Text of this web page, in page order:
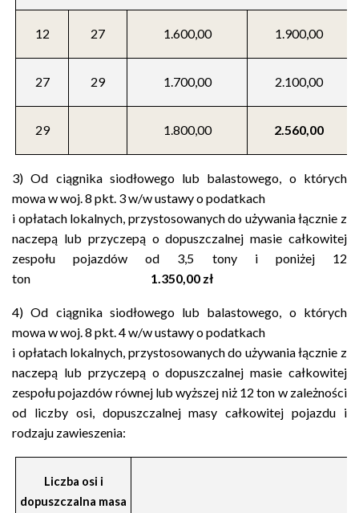
12 27 1.600,00 1.900,00
27 29 1.700,00 2.100,00
29 1.800,00 2.560,00
3) Od ciągnika siodłowego lub balastowego, o których
mowa w woj. 8 pkt. 3 w/w ustawy o podatkach
i opłatach lokalnych, przystosowanych do używania łącznie z
naczepą lub przyczepą o dopuszczalnej masie całkowitej
zespołu pojazdów od 3,5 tony i poniżej 12
ton 1.350,00 zł
4) Od ciągnika siodłowego lub balastowego, o których
mowa w woj. 8 pkt. 4 w/w ustawy o podatkach
i opłatach lokalnych, przystosowanych do używania łącznie z
naczepą lub przyczepą o dopuszczalnej masie całkowitej
zespołu pojazdów równej lub wyższej niż 12 ton w zależności
od liczby osi, dopuszczalnej masy całkowitej pojazdu i
rodzaju zawieszenia:
Liczba osi i
dopuszczalna masa